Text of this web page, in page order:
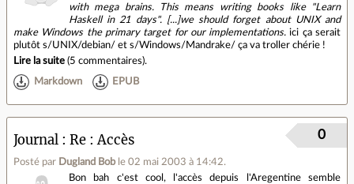
with mega brains. This means writing books like "Learn
Haskell in 21 days". [...]we should forget about UNIX and
make Windows the primary target for our implementations. ici ça serait
plutôt s/UNIX/debian/ et s/Windows/Mandrake/ ça va troller chérie !
Lire la suite (5 commentaires).
Markdown EPUB
Journal Re : Accès
Posté par Dugland Bob le 02 mai 2003 à 14:42.
0
Bon bah c'est cool, l'accès depuis l'Aregentine semble